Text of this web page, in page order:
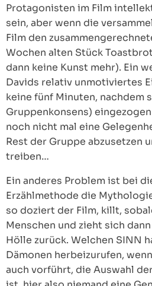
Protagonisten im Film
sein, aber wenn die
Film den
Wochen alten Stück
dann keine Kunst mehr). Ein
Davids relativ unmotiviertes
keine fünf Minuten, nachdem
Gruppenkonsens)
noch nicht mal eine
Rest der Gruppe abzusetzen
treiben…
Ein anderes Problem ist bei
Erzählmethode die
so doziert der Film, killt,
Menschen und zieht sich
Hölle zurück. Welchen SINN
Dämonen herbeizurufen,
auch vorführt, die Auswahl